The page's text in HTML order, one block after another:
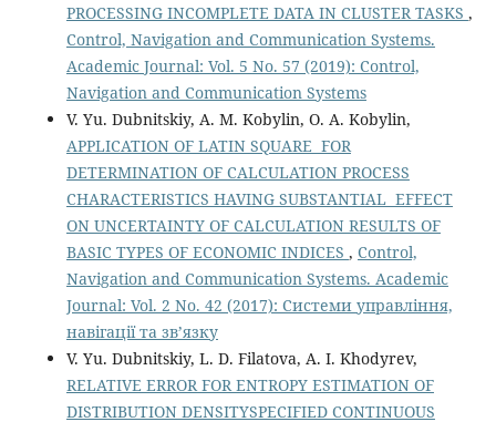
PROCESSING INCOMPLETE DATA IN CLUSTER TASKS ,
Control, Navigation and Communication Systems.
Academic Journal: Vol. 5 No. 57 (2019): Control,
Navigation and Communication Systems
V. Yu. Dubnitskiy, A. M. Kobylin, O. A. Kobylin,
APPLICATION OF LATIN SQUARE FOR
DETERMINATION OF CALCULATION PROCESS
CHARACTERISTICS HAVING SUBSTANTIAL EFFECT
ON UNCERTAINTY OF CALCULATION RESULTS OF
BASIC TYPES OF ECONOMIC INDICES , Control,
Navigation and Communication Systems. Academic
Journal: Vol. 2 No. 42 (2017): Системи управління,
навігації та зв’язку
V. Yu. Dubnitskiy, L. D. Filatova, A. I. Khodyrev,
RELATIVE ERROR FOR ENTROPY ESTIMATION OF
DISTRIBUTION DENSITYSPECIFIED CONTINUOUS